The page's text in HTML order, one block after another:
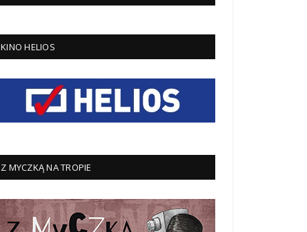
KINO HELIOS
Z MYCZKĄ NA TROPIE